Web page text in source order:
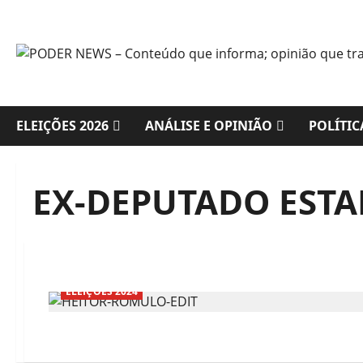
content
ELEIÇÕES 2026 ANÁLISE E OPINIÃO
EX-DEPUTADO
ELEIÇÕES 2024